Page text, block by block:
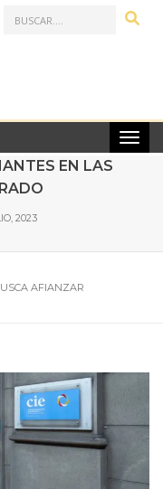
ESPECIALISTAS
EN LAS
2023
AFIANZAR